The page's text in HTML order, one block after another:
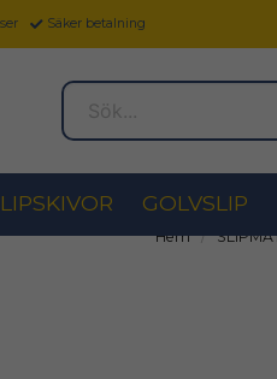
Säker betalning
Sök...
GOLVSLIP
Hem